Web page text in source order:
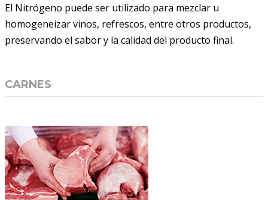
El Nitrógeno puede ser utilizado para mezclar u
homogeneizar vinos, refrescos, entre otros productos,
preservando el sabor y la calidad del producto final.
CARNES